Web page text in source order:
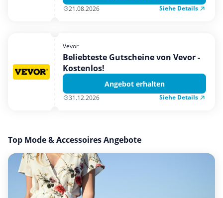
21.08.2026 Siehe Details
Vevor
Beliebteste Gutscheine von Vevor -
Kostenlos!
Angebot erhalten
31.12.2026 Siehe Details
Top Mode & Accessoires Angebote